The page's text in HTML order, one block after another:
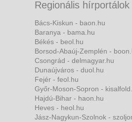
Regionális hírportálok
Bács-Kiskun - baon.hu
Baranya - bama.hu
Békés - beol.hu
Borsod-Abaúj-Zemplén -
Csongrád - delmagyar.hu
Dunaújváros - duol.hu
Fejér - feol.hu
Győr-Moson-Sopron -
Hajdú-Bihar - haon.hu
Heves - heol.hu
Jász-Nagykun-Szolnok -